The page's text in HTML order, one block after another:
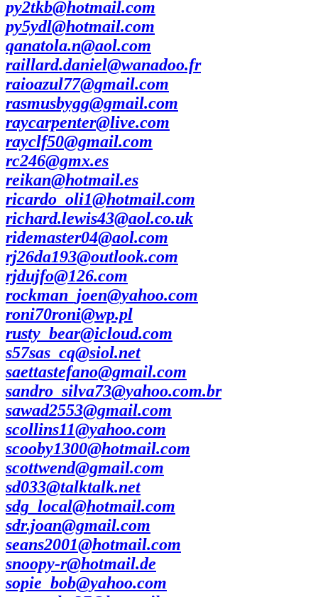
py2tkb@hotmail.com
py5ydl@hotmail.com
qanatola.n@aol.com
raillard.daniel@wanadoo.fr
raioazul77@gmail.com
rasmusbygg@gmail.com
raycarpenter@live.com
rayclf50@gmail.com
rc246@gmx.es
reikan@hotmail.es
ricardo_oli1@hotmail.com
richard.lewis43@aol.co.uk
ridemaster04@aol.com
rj26da193@outlook.com
rjdujfo@126.com
rockman_joen@yahoo.com
roni70roni@wp.pl
rusty_bear@icloud.com
s57sas_cq@siol.net
saettastefano@gmail.com
sandro_silva73@yahoo.com.br
sawad2553@gmail.com
scollins11@yahoo.com
scooby1300@hotmail.com
scottwend@gmail.com
sd033@talktalk.net
sdg_local@hotmail.com
sdr.joan@gmail.com
seans2001@hotmail.com
snoopy-r@hotmail.de
sopie_bob@yahoo.com